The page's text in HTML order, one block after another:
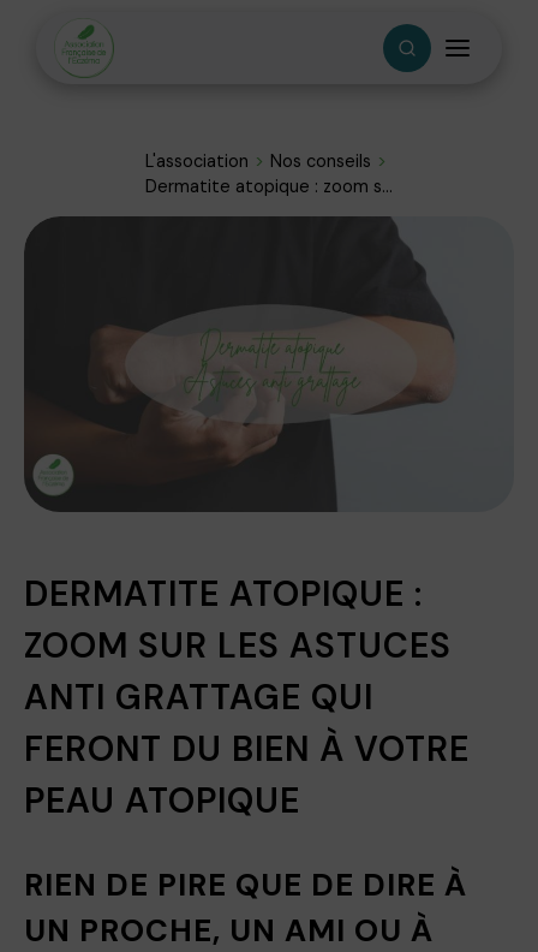
L'association
Nos conseils
Dermatite atopique : zoom s...
DERMATITE ATOPIQUE :
ZOOM SUR LES ASTUCES
ANTI GRATTAGE QUI
FERONT DU BIEN À VOTRE
PEAU ATOPIQUE
RIEN DE PIRE QUE DE DIRE À
UN PROCHE, UN AMI OU À